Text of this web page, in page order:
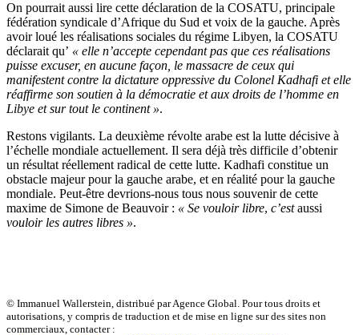
On pourrait aussi lire cette déclaration de la COSATU, principale
fédération syndicale d’Afrique du Sud et voix de la gauche. Après
avoir loué les réalisations sociales du régime Libyen, la COSATU
déclarait qu’ « elle n’accepte cependant pas que ces réalisations
puisse excuser, en aucune façon, le massacre de ceux qui
manifestent contre la dictature oppressive du Colonel Kadhafi et elle
réaffirme son soutien à la démocratie et aux droits de l’homme en
Libye et sur tout le continent ».
Restons vigilants. La deuxième révolte arabe est la lutte décisive à
l’échelle mondiale actuellement. Il sera déjà très difficile d’obtenir
un résultat réellement radical de cette lutte. Kadhafi constitue un
obstacle majeur pour la gauche arabe, et en réalité pour la gauche
mondiale. Peut-être devrions-nous tous nous souvenir de cette
maxime de Simone de Beauvoir : « Se vouloir libre, c’estaussi
vouloir les autres libres ».
© Immanuel Wallerstein, distribué par Agence Global. Pour tous droits et
autorisations, y compris de traduction et de mise en ligne sur des sites non
commerciaux, contacter :